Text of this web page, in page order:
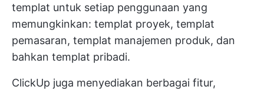
templat untuk setiap penggunaan yang
memungkinkan: templat proyek, templat
pemasaran, templat manajemen produk, dan
bahkan templat pribadi.
ClickUp juga menyediakan berbagai fitur,